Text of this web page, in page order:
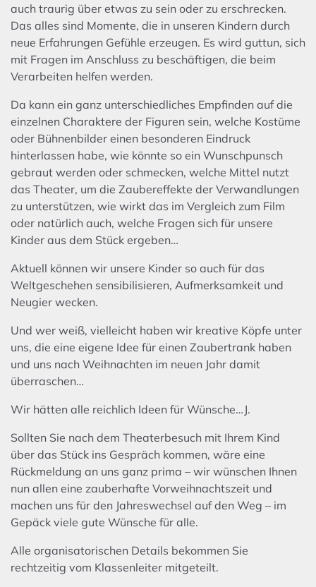
auch traurig über etwas zu sein oder zu erschrecken.
Das alles sind Momente, die in unseren Kindern durch
neue Erfahrungen Gefühle erzeugen. Es wird guttun, sich
mit Fragen im Anschluss zu beschäftigen, die beim
Verarbeiten helfen werden.
Da kann ein ganz unterschiedliches Empfinden auf die
einzelnen Charaktere der Figuren sein, welche Kostüme
oder Bühnenbilder einen besonderen Eindruck
hinterlassen habe, wie könnte so ein Wunschpunsch
gebraut werden oder schmecken, welche Mittel nutzt
das Theater, um die Zaubereffekte der Verwandlungen
zu unterstützen, wie wirkt das im Vergleich zum Film
oder natürlich auch, welche Fragen sich für unsere
Kinder aus dem Stück ergeben…
Aktuell können wir unsere Kinder so auch für das
Weltgeschehen sensibilisieren, Aufmerksamkeit und
Neugier wecken.
Und wer weiß, vielleicht haben wir kreative Köpfe unter
uns, die eine eigene Idee für einen Zaubertrank haben
und uns nach Weihnachten im neuen Jahr damit
überraschen…
Wir hätten alle reichlich Ideen für Wünsche…J.
Sollten Sie nach dem Theaterbesuch mit Ihrem Kind
über das Stück ins Gespräch kommen, wäre eine
Rückmeldung an uns ganz prima – wir wünschen Ihnen
nun allen eine zauberhafte Vorweihnachtszeit und
machen uns für den Jahreswechsel auf den Weg – im
Gepäck viele gute Wünsche für alle.
Alle organisatorischen Details bekommen Sie
rechtzeitig vom Klassenleiter mitgeteilt.